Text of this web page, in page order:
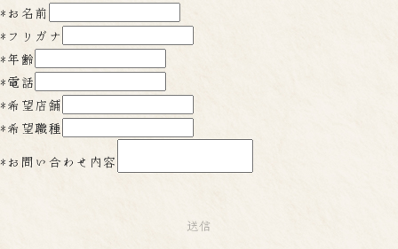
* お名前
* フリガナ
*年齢
*電話
*希望店舗
*希望職種
* お問い合わせ内容
送信